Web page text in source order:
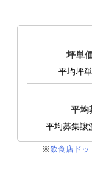
坪単
平均坪単
平均
平均募集譲
※飲食店ドッ